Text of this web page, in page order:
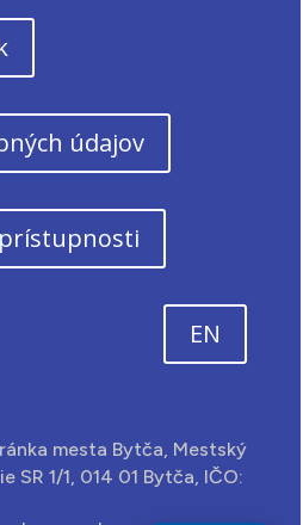
údajov
EN
mesta Bytča, Mestský
SR 1/1, 014 01 Bytča, IČO: